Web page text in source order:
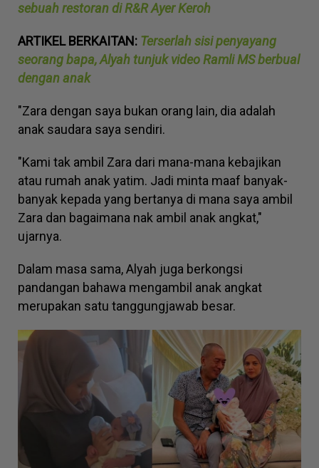
sebuah restoran di R&R Ayer Keroh
ARTIKEL BERKAITAN: Terserlah sisi penyayang
seorang bapa, Alyah tunjuk video Ramli MS berbual
dengan anak
"Zara dengan saya bukan orang lain, dia adalah
anak saudara saya sendiri.
"Kami tak ambil Zara dari mana-mana kebajikan
atau rumah anak yatim. Jadi minta maaf banyak-
banyak kepada yang bertanya di mana saya ambil
Zara dan bagaimana nak ambil anak angkat,"
ujarnya.
Dalam masa sama, Alyah juga berkongsi
pandangan bahawa mengambil anak angkat
merupakan satu tanggungjawab besar.